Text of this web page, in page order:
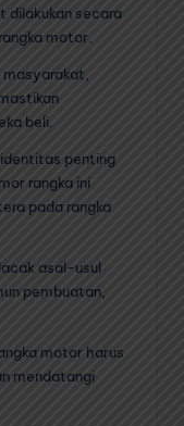
dilakukan secara
motor.
beli.
penting
rangka ini
pada rangka
asal-usul
pembuatan,
motor harus
mendatangi